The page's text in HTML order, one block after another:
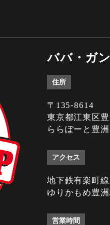
ババ・ガ
住所
〒135-8614
東京都江東区
ららぽーと豊
アクセス
地下鉄有楽町
ゆりかもめ豊
営業時間